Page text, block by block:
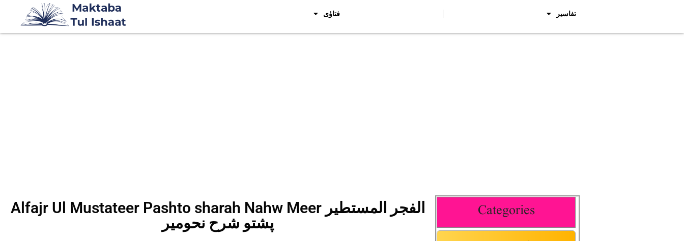
تفاسیر فتاوٰی
Alfajr Ul Mustateer Pashto sharah Nahw Meer الفجر المستطیر
پشتو شرح نحومیر
Categories